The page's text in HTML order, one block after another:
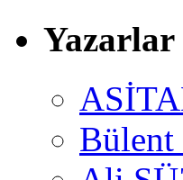
Yazarlar